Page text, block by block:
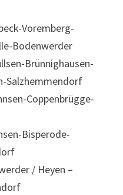
Voremberg-
Bodenwerder
Brünnighausen-
Salzhemmendorf
Coppenbrügge-
Bisperode-
/ Heyen –